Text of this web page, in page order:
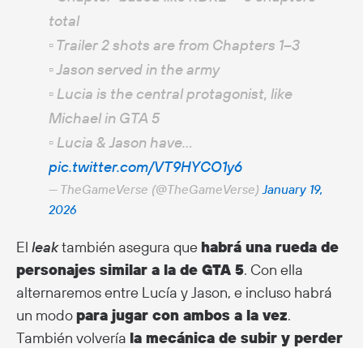
total
▫️ Trailer 2 shots are from Chapters 1–3
▫️ Jason served in the army
▫️ Lucia is the central protagonist, like
Michael in GTA 5
▫️ Lucia & Jason have…
pic.twitter.com/VT9HYCO1y6
— TheGameVerse (@TheGameVerse) January 19,
2026
El leaktambién asegura que habrá una rueda de
personajes similar a la de GTA 5. Con ella
alternaremos entre Lucía y Jason, e incluso habrá
un modopara jugar con ambos a la vez.
También volvería la mecánica de subir y perder